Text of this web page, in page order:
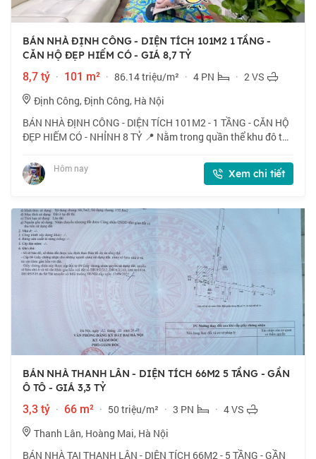
BÁN NHÀ ĐỊNH CÔNG - DIỆN TÍCH 101M2 1 TẦNG -
CĂN HỘ ĐẸP HIẾM CÓ - GIÁ 8,7 TỶ
8,7 tỷ · 101 m² · 86.14 triệu/m² · 4 PN · 2 VS
Định Công, Định Công, Hà Nội
BÁN NHÀ ĐỊNH CÔNG - DIỆN TÍCH 101M2 - 1 TẦNG - CĂN HỘ
ĐẸP HIẾM CÓ - NHỈNH 8 TỶ 📍 Nằm trong quần thể khu đô thị
chỉ vài trăm mét, nhà do HUD xâ
Hôm nay Xem chi tiết
BÁN NHÀ THANH LÂN - DIỆN TÍCH 66M2 5 TẦNG - GẦN
Ô TÔ - GIÁ 3,3 TỶ
3,3 tỷ · 66 m² · 50 triệu/m² · 3 PN · 4 VS
Thanh Lân, Hoàng Mai, Hà Nội
BÁN NHÀ TẠI THANH LÂN - DIỆN TÍCH 66M2 - 5 TẦNG - GẦN